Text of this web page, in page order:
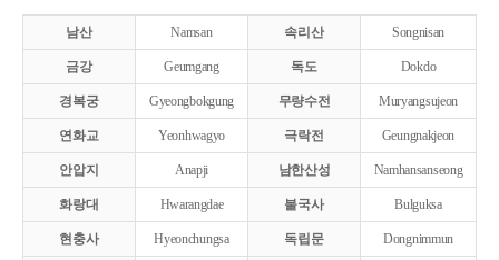
남산 Namsan 속리산 Songnisan
금강 Geumgang 독도 Dokdo
경복궁 Gyeongbokgung 무량수전 Muryangsujeon
연화교 Yeonhwagyo 극락전 Geungnakjeon
안압지 Anapji 남한산성 Namhansanseong
화랑대 Hwarangdae 불국사 Bulguksa
현충사 Hyeonchungsa 독립문 Dongnimmun